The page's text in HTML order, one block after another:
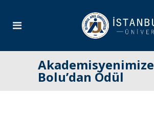
Akademisyenimize
Bolu’dan Ödül